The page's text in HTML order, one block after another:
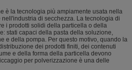
è la tecnologia più ampiamente usata nella
di secchezza. La tecnologia di
i prodotti solidi della particella o della
stati capaci della pasta della soluzione,
e della pompa. Per questo motivo, quando la
dei prodotti finiti, dei contenuti
e della forma della particella devono
per polverizzazione è una delle